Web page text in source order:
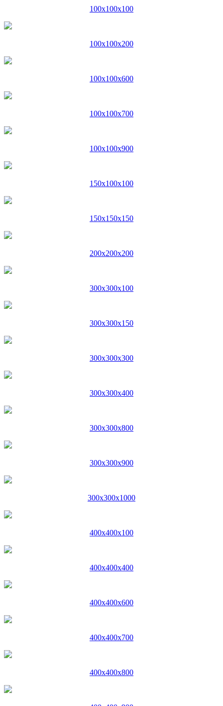
100x100x100
100x100x200
100x100x600
100x100x700
100x100x900
150x100x100
150x150x150
200x200x200
300x300x100
300x300x150
300x300x300
300x300x400
300x300x800
300x300x900
300x300x1000
400x400x100
400x400x400
400x400x600
400x400x700
400x400x800